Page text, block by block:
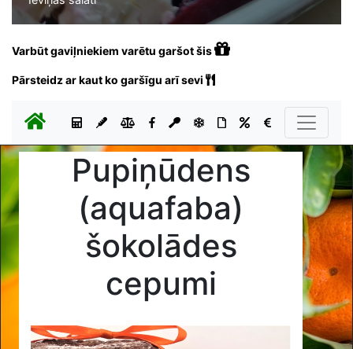
Varbūt gaviļniekiem varētu garšot šis
Pārsteidz ar kaut ko garšīgu arī sevi
Pupiņūdens
(aquafaba)
šokolādes
cepumi